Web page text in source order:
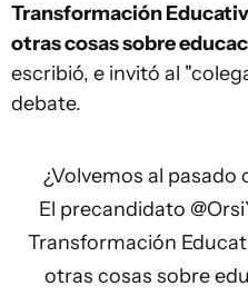
Transformación
otras cosas sobre
escribió, e invitó al
debate.
¿Volvemos al
El precandidato
Transformación
otras cosas sobre